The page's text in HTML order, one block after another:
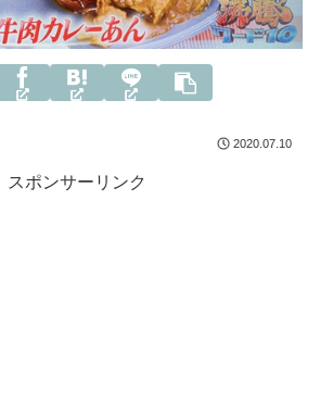
2020.07.10
スポンサーリンク